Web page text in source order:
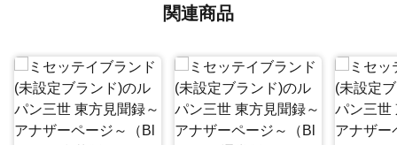
関連商品